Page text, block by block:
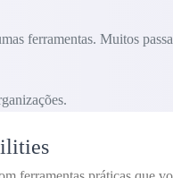
ferramentas. Muitos